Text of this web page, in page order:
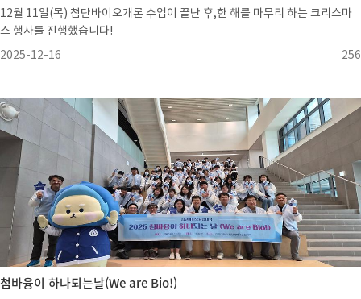
12월 11일(목) 첨단바이오개론 수업이 끝난 후,한 해를 마무리 하는 크리스마
스 행사를 진행했습니다!
2025-12-16
256
첨바융이 하나되는날(We are Bio!)